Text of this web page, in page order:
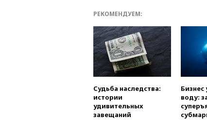
РЕКОМЕНДУЕМ:
Судьба наследства:
истории
удивительных
завещаний
Бизнес
воду: